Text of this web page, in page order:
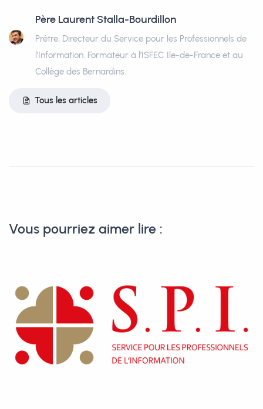
Père Laurent Stalla-Bourdillon
Prêtre, Directeur du Service pour les Professionnels de
l’Information. Formateur à l’ISFEC Ile-de-France et au
Collège des Bernardins.
Tous les articles
Vous pourriez aimer lire :